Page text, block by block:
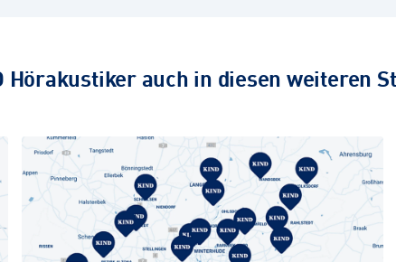
Hörakustiker auch in diesen weiteren